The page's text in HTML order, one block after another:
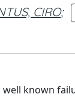
CIRO;
well known